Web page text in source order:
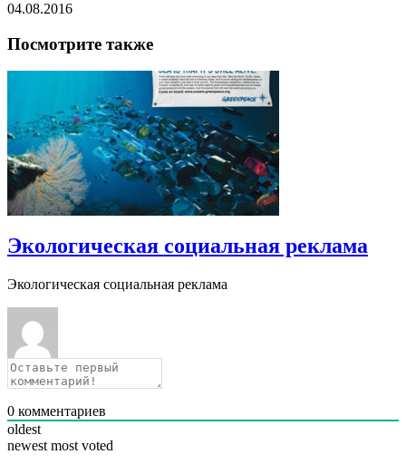
04.08.2016
Посмотрите также
Экологическая социальная реклама
Экологическая социальная реклама
0 комментариев
oldest
newest most voted